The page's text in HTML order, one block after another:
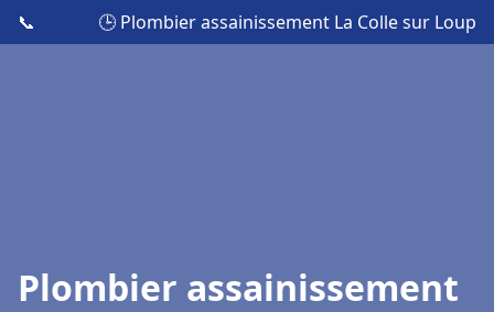
📞 🕒 Plombier assainissement La Colle sur Loup
Plombier assainissement